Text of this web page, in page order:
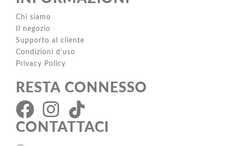
Chi siamo
Il negozio
Supporto al cliente
Condizioni d'uso
Privacy Policy
RESTA CONNESSO
CONTATTACI